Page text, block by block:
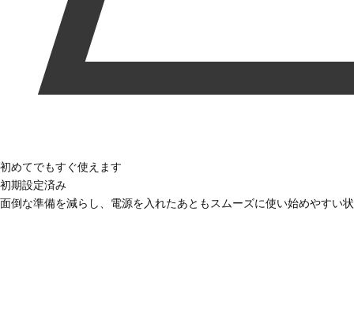
初めてでもすぐ使えます
初期設定済み
面倒な準備を減らし、電源を入れたあともスムーズに使い始めやすい